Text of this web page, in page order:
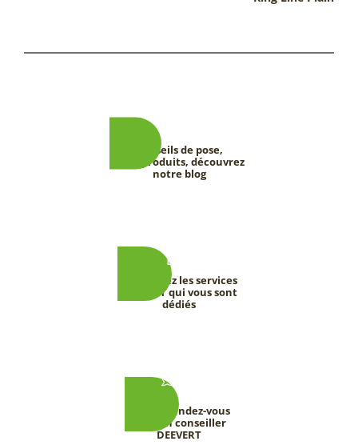
Conseils de pose,
tests produits, découvrez
notre blog
Découvrez les services
DEEVERT qui vous sont
dédiés
Prenez rendez-vous
avec un conseiller
DEEVERT